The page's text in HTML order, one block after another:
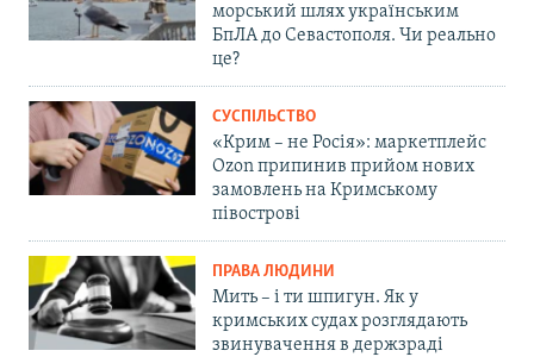
морський шлях українським
БпЛА до Севастополя. Чи реально
це?
СУСПІЛЬСТВО
«Крим – не Росія»: маркетплейс
Ozon припинив прийом нових
замовлень на Кримському
півострові
ПРАВА ЛЮДИНИ
Мить – і ти шпигун. Як у
кримських судах розглядають
звинувачення в держзраді